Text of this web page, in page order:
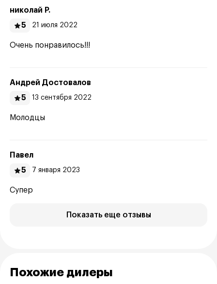
николай Р.
5
21 июля 2022
Очень понравилось!!!
Андрей Достовалов
5
13 сентября 2022
Молодцы
Павел
5
7 января 2023
Супер
Показать еще отзывы
Похожие дилеры